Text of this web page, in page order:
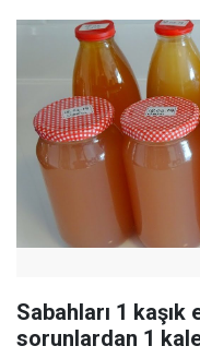
Sabahları 1 kaşık
sorunlardan 1